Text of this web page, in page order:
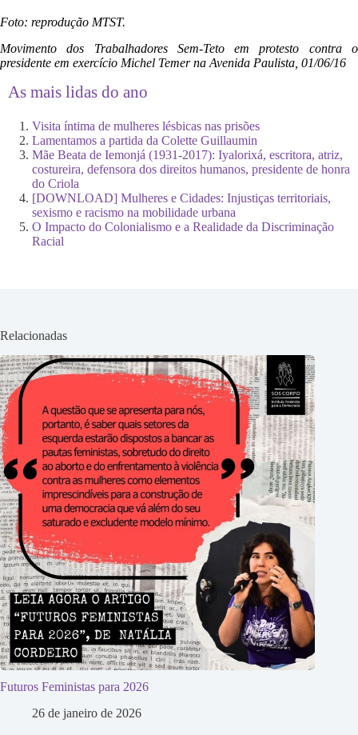
Foto: reprodução MTST.
Movimento dos Trabalhadores Sem-Teto em protesto contra o
presidente em exercício Michel Temer na Avenida Paulista, 01/06/16
As mais lidas do ano
Visita íntima de mulheres lésbicas nas prisões
Lamentamos a partida da Colette Guillaumin
Mãe Beata de Iemonjá (1931-2017): Iyalorixá, escritora, atriz,
costureira, defensora dos direitos humanos, presidente de honra
do Criola
[DOWNLOAD] Mulheres e Cidades: Injustiças territoriais,
sexismo e racismo na mobilidade urbana
O Impacto do Colonialismo e a Realidade da Discriminação
Racial
Relacionadas
Futuros Feministas para 2026
26 de janeiro de 2026